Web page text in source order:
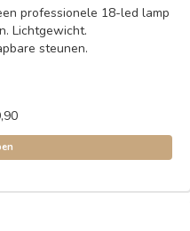
professionele 18-led lamp
Lichtgewicht.
steunen.